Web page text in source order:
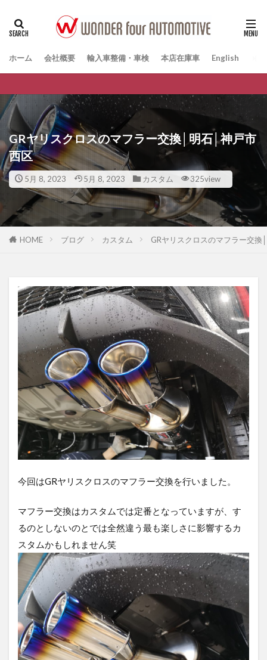
ホーム 会社概要 輸入車整備・車検 本店在庫車 English
GRヤリスクロスのマフラー交換│明石│神戸市
西区
5月 8, 2023 5月 8, 2023 カスタム 325view
HOME ブログ カスタム GRヤリスクロスのマフラー交換
今回はGRヤリスクロスのマフラー交換を行いました。
マフラー交換はカスタムでは定番となっていますが、す
るのとしないのとでは全然違う最も楽しさに影響するカ
スタムかもしれません笑